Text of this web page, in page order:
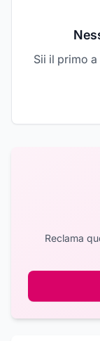
Sii il primo
Reclama